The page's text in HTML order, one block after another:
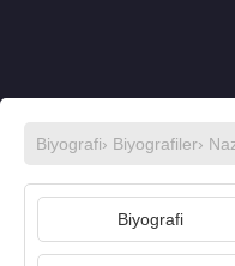
Biyografi› Biyografiler›
Biyografi